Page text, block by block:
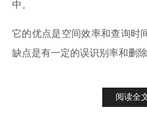
中。
它的优点是空间效率和查询时
缺点是有一定的误识别率和删除
阅读全